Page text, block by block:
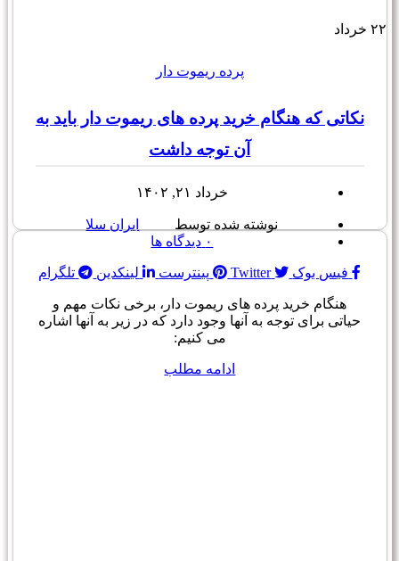
۲۲ خرداد
پرده ریموت دار
نکاتی که هنگام خرید پرده های ریموت دار باید به
آن توجه داشت
خرداد ۲۱, ۱۴۰۲
نوشته شده توسط
ایران سلا
۰ دیدگاه ها
فیس بوک Twitter پینترست لینکدین تلگرام
هنگام خرید پرده های ریموت دار، برخی نکات مهم و
حیاتی برای توجه به آنها وجود دارد که در زیر به آنها اشاره
می کنیم:
ادامه مطلب